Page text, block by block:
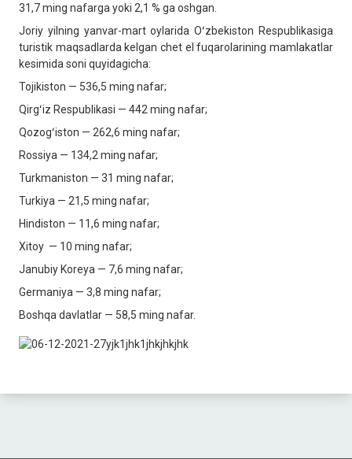
31,7 ming nafarga yoki 2,1 % ga oshgan.
Joriy yilning yanvar-mart oylarida Oʻzbekiston Respublikasiga
turistik maqsadlarda kelgan chet el fuqarolarining mamlakatlar
kesimida soni quyidagicha:
Tojikiston — 536,5 ming nafar;
Qirgʻiz Respublikasi — 442 ming nafar;
Qozogʻiston — 262,6 ming nafar;
Rossiya — 134,2 ming nafar;
Turkmaniston — 31 ming nafar;
Turkiya — 21,5 ming nafar;
Hindiston — 11,6 ming nafar;
Xitoy — 10 ming nafar;
Janubiy Koreya — 7,6 ming nafar;
Germaniya — 3,8 ming nafar;
Boshqa davlatlar — 58,5 ming nafar.